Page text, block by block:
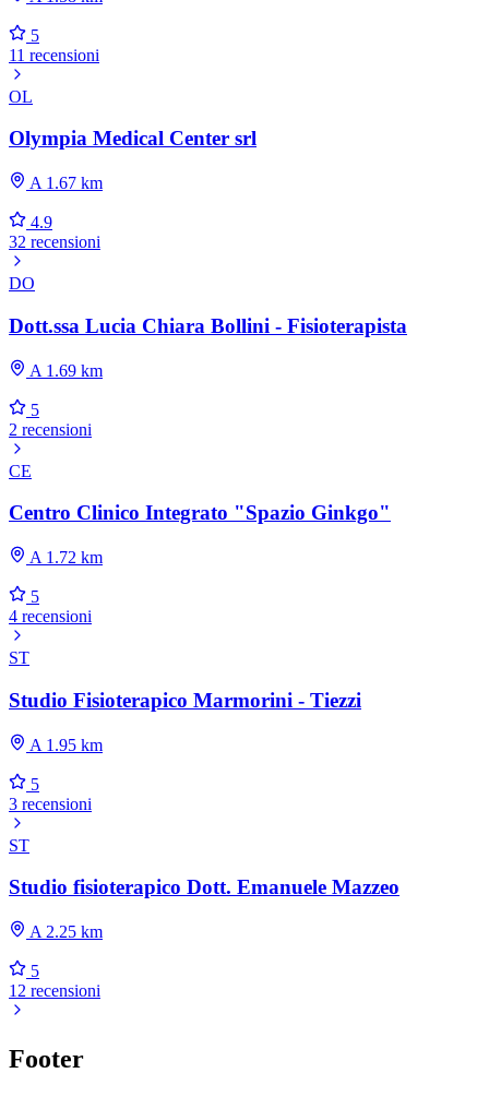
5
11 recensioni
OL
Olympia Medical Center srl
A 1.67 km
4.9
32 recensioni
DO
Dott.ssa Lucia Chiara Bollini - Fisioterapista
A 1.69 km
5
2 recensioni
CE
Centro Clinico Integrato "Spazio Ginkgo"
A 1.72 km
5
4 recensioni
ST
Studio Fisioterapico Marmorini - Tiezzi
A 1.95 km
5
3 recensioni
ST
Studio fisioterapico Dott. Emanuele Mazzeo
A 2.25 km
5
12 recensioni
Footer